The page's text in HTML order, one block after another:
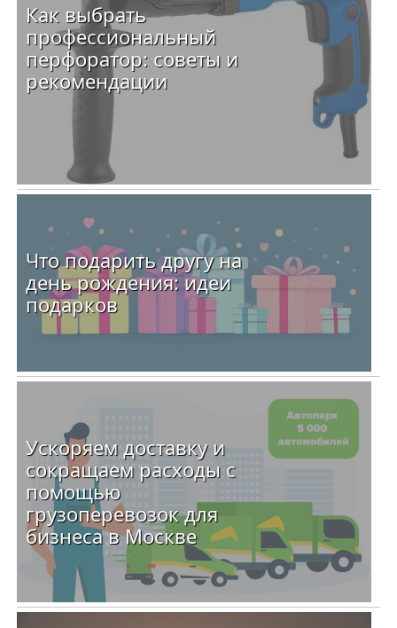
Как выбрать
профессиональный
перфоратор: советы и
рекомендации
Что подарить другу на
день рождения: идеи
подарков
Ускоряем доставку и
сокращаем расходы с
помощью
грузоперевозок для
бизнеса в Москве